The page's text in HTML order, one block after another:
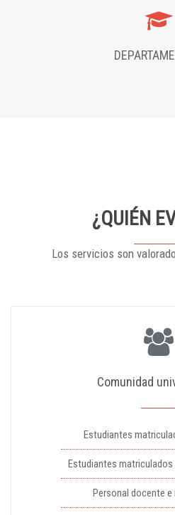
¿QUIÉN
Los servicios son
Comunidad
Estudiantes
Estudiantes
Personal docente